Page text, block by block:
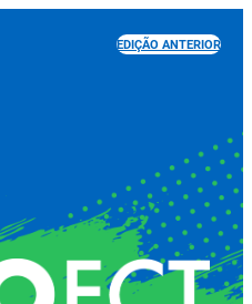
EDIÇÃO ANTERIOR